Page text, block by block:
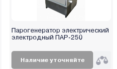
Парогенератор электрический
электродный ПАР-250
Наличие уточняйте